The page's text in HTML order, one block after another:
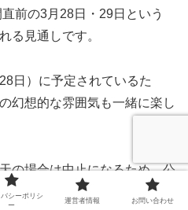
前の3月28日・29日という
る見通しです。
日）に予定されているた
幻想的な雰囲気も一緒に楽し
の場合は中止になるため、公
ださい。
シーポリシ
ー
運営者情報 お問い合わせ